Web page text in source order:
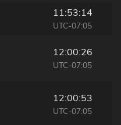
11:53:14
UTC-07:05
12:00:26
UTC-07:05
12:00:53
UTC-07:05